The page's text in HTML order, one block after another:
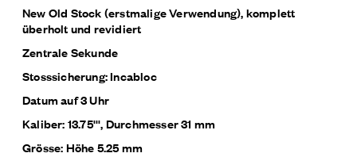
New Old Stock (erstmalige Verwendung), komplett
überholt und revidiert
Zentrale Sekunde
Stosssicherung: Incabloc
Datum auf 3 Uhr
Kaliber: 13.75''', Durchmesser 31 mm
Grösse: Höhe 5.25 mm